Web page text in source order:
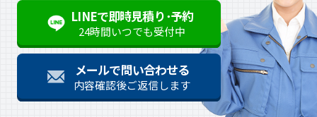
LINEで即時見積り･予約
24時間いつでも受付中
メールで問い合わせる
内容確認後ご返信します